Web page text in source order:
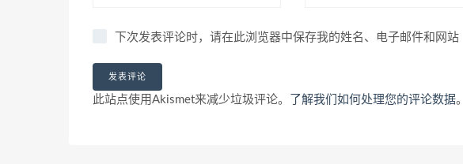
下次发表评论时，请在此浏览器中保存我的姓名、电子邮件和网站
此站点使用Akismet来减少垃圾评论。 了解我们如何处理您的评论数据。